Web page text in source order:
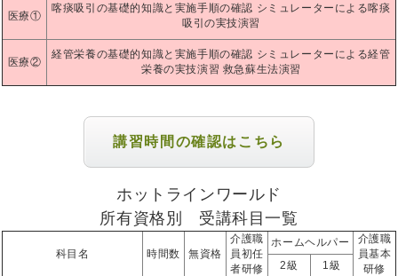
医療①
喀痰吸引の基礎的知識と実施手順の確認 シミュレーターによる喀痰
吸引の実技演習
医療②
経管栄養の基礎的知識と実施手順の確認 シミュレーターによる経管
栄養の実技演習 救急蘇生法演習
講習時間の確認はこちら
ホットラインワールド
所有資格別 受講科目一覧
科目名 時間数 無資格
介護職
員初任
者研修
ホームヘルパー
介護職
員基本
研修
2級
1級